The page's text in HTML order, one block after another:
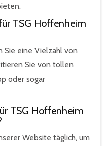
TSG Hoffenheim
Sie eine Vielzahl von
Sie von tollen
oder sogar
TSG Hoffenheim
Website täglich, um